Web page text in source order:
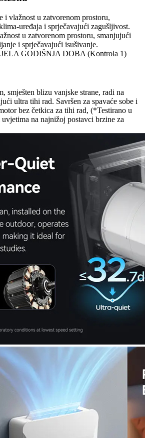
i vlažnost u zatvorenom prostoru,
uređaja i sprječavajući zagušljivost.
u zatvorenom prostoru, smanjujući
i sprječavajući isušivanje.
smješten blizu vanjske strane, radi na
ultra tihi rad. Savršen za spavaće sobe i
bez četkica za tihi rad, (*Testirano u
na najnižoj postavci brzine za